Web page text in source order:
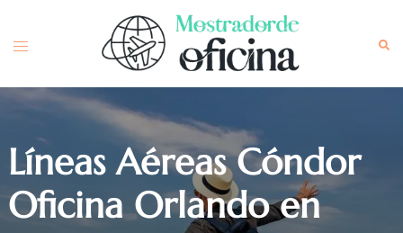
content
Toggle
Líneas Aéreas Cóndor
Oficina Orlando en